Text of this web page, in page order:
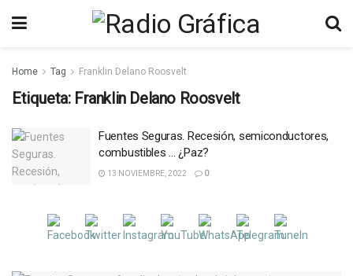
Home Tag Franklin Delano Roosvelt
Etiqueta: Franklin Delano Roosvelt
Fuentes Seguras. Recesión, semiconductores,
combustibles … ¿Paz?
13 NOVIEMBRE, 2022 0